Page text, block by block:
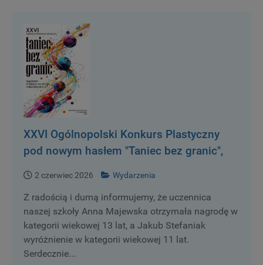
XXVI Ogólnopolski Konkurs Plastyczny
pod nowym hasłem "Taniec bez granic",
2 czerwiec 2026 Wydarzenia
Z radością i dumą informujemy, że uczennica
naszej szkoły Anna Majewska otrzymała nagrodę w
kategorii wiekowej 13 lat, a Jakub Stefaniak
wyróżnienie w kategorii wiekowej 11 lat.
Serdecznie...